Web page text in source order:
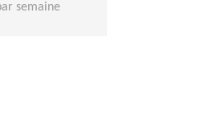
semaine